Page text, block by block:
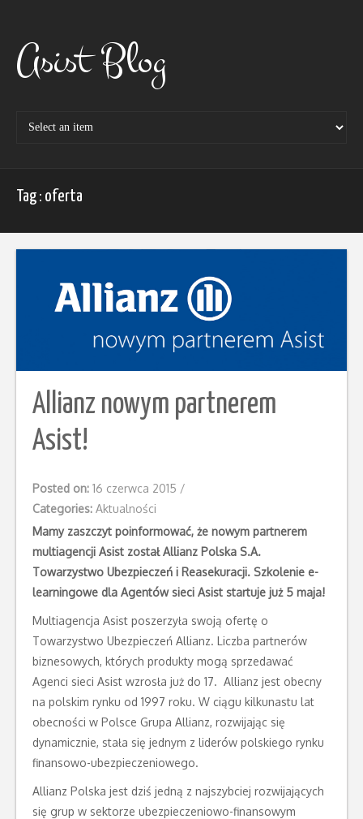
contentAsist Blog
Tag : oferta
Allianz nowym partnerem
Asist!
Posted on: 16 czerwca 2015 /
Categories: Aktualności
Mamy zaszczyt poinformować, że nowym partnerem
multiagencji Asist został Allianz Polska S.A.
Towarzystwo Ubezpieczeń i Reasekuracji. Szkolenie e-
learningowe dla Agentów sieci Asist startuje już 5 maja!
Multiagencja Asist poszerzyła swoją ofertę o
Towarzystwo Ubezpieczeń Allianz. Liczba partnerów
biznesowych, których produkty mogą sprzedawać
Agenci sieci Asist wzrosła już do 17. Allianz jest obecny
na polskim rynku od 1997 roku. W ciągu kilkunastu lat
obecności w Polsce Grupa Allianz, rozwijając się
dynamicznie, stała się jednym z liderów polskiego rynku
finansowo-ubezpieczeniowego.
Allianz Polska jest dziś jedną z najszybciej rozwijających
się grup w sektorze ubezpieczeniowo-finansowym